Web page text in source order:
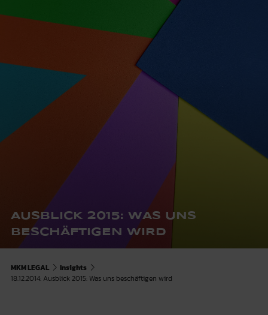
AUSBLICK 2015: WAS UNS
BESCHÄFTIGEN WIRD
MKM LEGAL
Insights
18.12.2014: Ausblick 2015: Was uns beschäftigen wird